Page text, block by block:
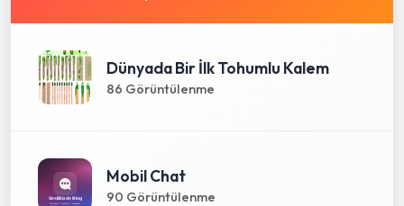
Dünyada Bir İlk Tohumlu Kalem
86 Görüntülenme
Mobil Chat
90 Görüntülenme